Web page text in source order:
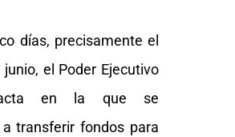
días, precisamente el
el Poder Ejecutivo
en la que se
transferir fondos para